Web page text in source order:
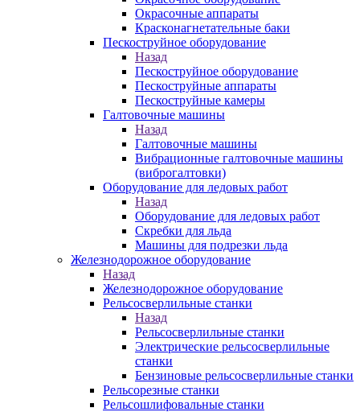
Окрасочные аппараты
Красконагнетательные баки
Пескоструйное оборудование
Назад
Пескоструйное оборудование
Пескоструйные аппараты
Пескоструйные камеры
Галтовочные машины
Назад
Галтовочные машины
Вибрационные галтовочные машины
(виброгалтовки)
Оборудование для ледовых работ
Назад
Оборудование для ледовых работ
Скребки для льда
Машины для подрезки льда
Железнодорожное оборудование
Назад
Железнодорожное оборудование
Рельсосверлильные станки
Назад
Рельсосверлильные станки
Электрические рельсосверлильные
станки
Бензиновые рельсосверлильные станки
Рельсорезные станки
Рельсошлифовальные станки